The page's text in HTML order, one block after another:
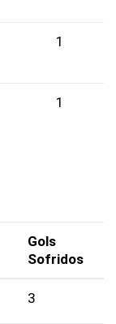
1
1
Gols
Sofridos
3